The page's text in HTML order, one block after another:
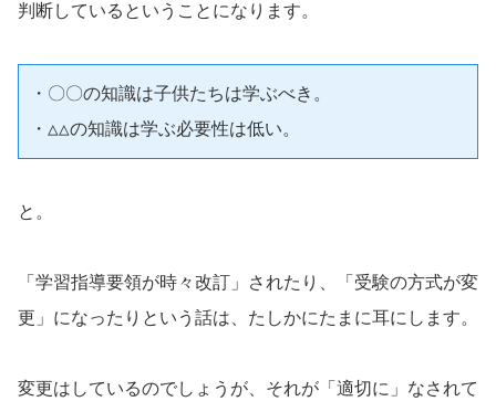
判断しているということになります。
・〇〇の知識は子供たちは学ぶべき。
・△△の知識は学ぶ必要性は低い。
と。
「学習指導要領が時々改訂」されたり、「受験の方式が変
更」になったりという話は、たしかにたまに耳にします。
変更はしているのでしょうが、それが「適切に」なされて